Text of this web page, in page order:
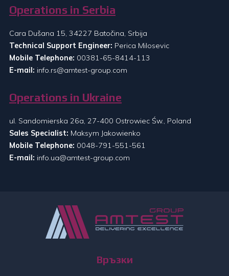
Operations in Serbia
Cara Dušana 15, 34227 Batočina, Srbija
Technical Support Engineer: Perica Milosevic
Mobile Telephone: 00381-65-8414-113
E-mail: info.rs@amtest-group.com
Operations in Ukraine
ul. Sandomierska 26a, 27-400 Ostrowiec Św., Poland
Sales Specialist: Maksym Jakowienko
Mobile Telephone: 0048-791-551-561
E-mail: info.ua@amtest-group.com
Връзки